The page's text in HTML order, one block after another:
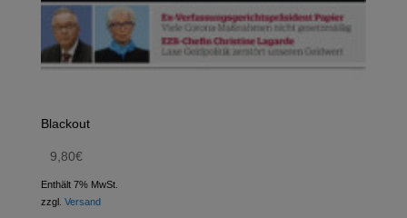
Blackout
9,80€
Enthält 7% MwSt.
zzgl. Versand